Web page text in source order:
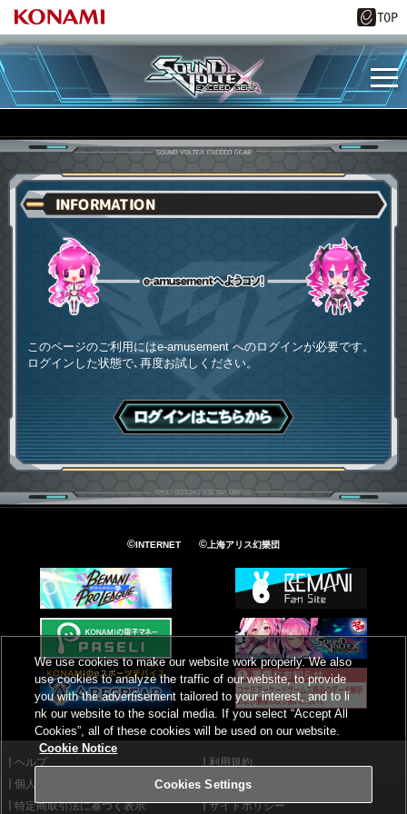
INFORMATION
このページのご利用にはe-amusement へのログインが必要です。
ログインした状態で､再度お試しください。
ログインはこちら
©INTERNET ©上海アリス幻樂団
ヘルプ
利用規約
個人情報等保護方針
外部送信について
特定商取引法に基づく表示
サイトポリシー
We use cookies to make our website work properly. We also
use cookies to analyze the traffic of our website, to provide
you with the advertisement tailored to your interest, and to li
nk our website to the social media. If you select “Accept All
Cookies”, all of these cookies will be used on our website.
Cookie Notice
Cookies Settings